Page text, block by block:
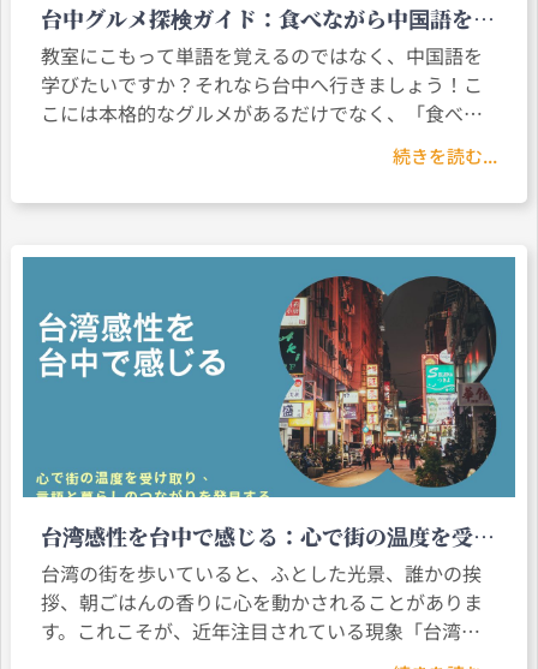
台中グルメ探検ガイド：食べながら中国語を学
び、言語と文化の冒険を始めよう
教室にこもって単語を覚えるのではなく、中国語を
学びたいですか？それなら台中へ行きましょう！こ
こには本格的なグルメがあるだけでなく、「食べ
る」という過程で実用的な生活中国語を学ぶことが
できます。朝食店のダンビン（蛋餅）、夜市の臭豆
腐、世界的に有名なタピオカミルクティーまで
続きを読む...
台湾感性を台中で感じる：心で街の温度を受け
取り、言語と暮らしのつながりを発見する
台湾の街を歩いていると、ふとした光景、誰かの挨
拶、朝ごはんの香りに心を動かされることがありま
す。これこそが、近年注目されている現象「台湾感
性（タイワンカンセイ）」です。それは特定のスタ